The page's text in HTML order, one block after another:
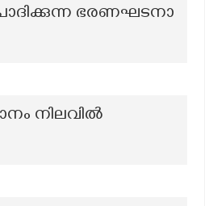
ഭരണഘടനാ
നിലവില്‍